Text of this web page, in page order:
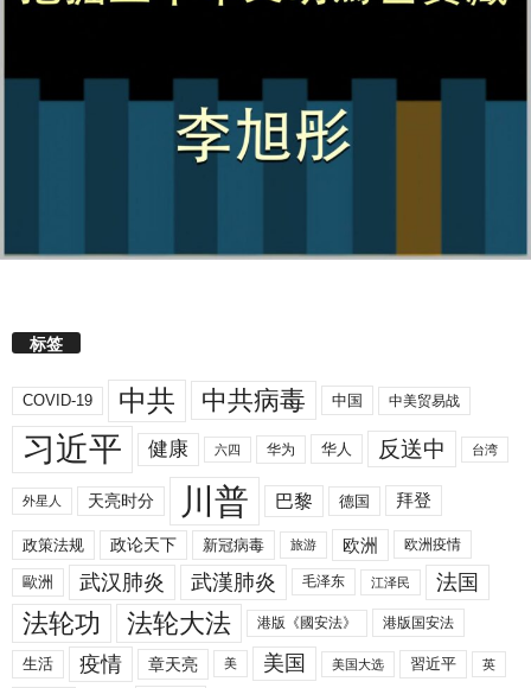
标签
COVID-19 中共 中共病毒 中国 中美贸易战
习近平 健康 六四 华为 华人 反送中 台湾
外星人 天亮时分 川普 巴黎 德国 拜登
政策法规 政论天下 新冠病毒 旅游 欧洲 欧洲疫情
歐洲 武汉肺炎 武漢肺炎 毛泽东 江泽民 法国
法轮功 法轮大法 港版《國安法》 港版国安法
生活 疫情 章天亮 美 美国 美国大选 習近平 英